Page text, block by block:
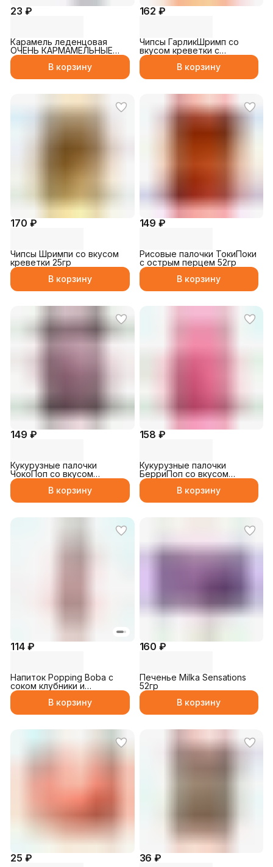
23 ₽
Карамель леденцовая
ОЧЕНЬ КАРМАМЕЛЬНЫЕ
ДЕЛА чёрная со вкусом
колы 10грВ корзину
162 ₽
Чипсы ГарликШримп со
вкусом креветки с
чесночным маслом 25гр
В корзину
170 ₽
Чипсы Шримпи со вкусом
креветки 25гр
В корзину
149 ₽
Рисовые палочки ТокиПоки
с острым перцем 52гр
В корзину
149 ₽
Кукурузные палочки
ЧокоПоп со вкусом
шоколада 26гр
В корзину
158 ₽
Кукурузные палочки
БерриПоп со вкусом
клубники 27гр
В корзину
114 ₽
Напиток Popping Boba с
соком клубники и
Шариками 250мл
В корзину
160 ₽
Печенье Milka Sensations
52гр
В корзину
25 ₽ 36 ₽